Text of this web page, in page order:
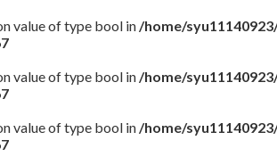
value of type bool in/home/
value of type bool in/home/
value of type bool in/home/